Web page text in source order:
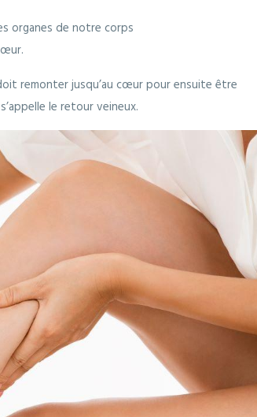
organes de notre corps
remonter jusqu’au cœur pour ensuite être
le retour veineux.